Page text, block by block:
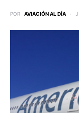
POR AVIACIÓN AL DÍA